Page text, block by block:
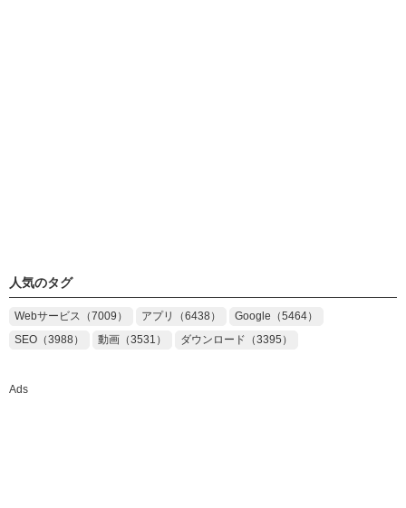
人気のタグ
Webサービス（7009） アプリ（6438）
Google（5464）
SEO（3988）
動画（3531） ダウンロード（3395）
Ads